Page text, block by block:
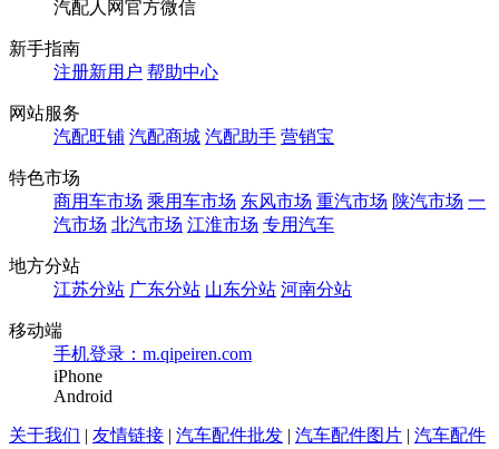
汽配人网官方微信
新手指南
注册新用户 帮助中心
网站服务
汽配旺铺 汽配商城 汽配助手 营销宝
特色市场
商用车市场 乘用车市场 东风市场 重汽市场 陕汽市场 一
汽市场 北汽市场 江淮市场 专用汽车
地方分站
江苏分站 广东分站 山东分站 河南分站
移动端
手机登录：m.qipeiren.com
iPhone
Android
关于我们 | 友情链接 | 汽车配件批发 | 汽车配件图片 | 汽车配件